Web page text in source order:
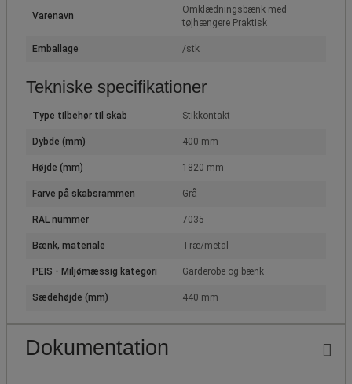
Varenavn
Omklædningsbænk med
tøjhængere Praktisk
Emballage /stk
Tekniske specifikationer
Type tilbehør til skab Stikkontakt
Dybde (mm) 400 mm
Højde (mm) 1820 mm
Farve på skabsrammen Grå
RAL nummer 7035
Bænk, materiale Træ/metal
PEIS - Miljømæssig kategori Garderobe og bænk
Sædehøjde (mm) 440 mm
Dokumentation